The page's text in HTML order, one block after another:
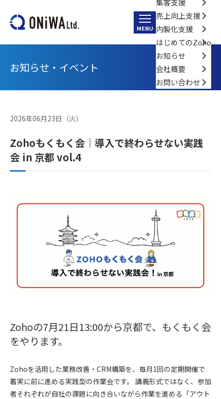
MENU
集客支援
売上向上支援
内製化支援
はじめてのZoho
お知らせ
会社概要
お問い合わせ
お知らせ・イベント
2026年06月23日（火）
Zohoもくもく会｜導入で終わらせない実践
会 in 京都 vol.4
Zohoの7月21日13:00から京都で、もくもく会
をやります。
Zohoを活用した業務改善・CRM構築を、毎月1回の定期開催で
着実に前に進める実践型の作業会です。 講義形式ではなく、参加
者それぞれが自社の課題に向き合いながら作業を進める「アウト